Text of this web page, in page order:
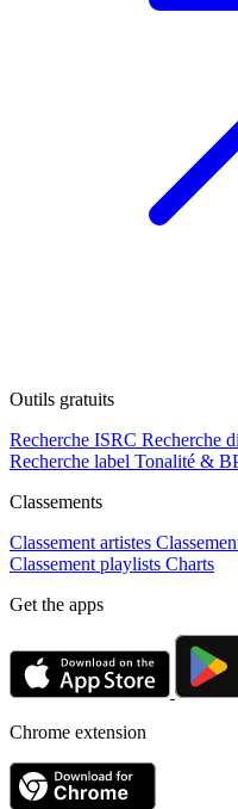
Outils gratuits
Recherche ISRC Recherche
Recherche label Tonalité &
Classements
Classement artistes
Classement playlists Charts
Get the apps
Chrome extension